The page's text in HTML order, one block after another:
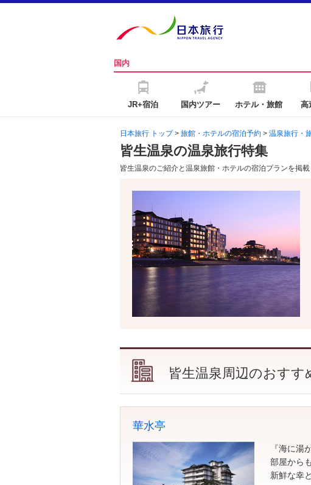
国内
JR+宿泊 国内ツアー ホテル・旅館 高
日本旅行 トップ> 旅館・ホテルの宿泊予約 > 温泉旅行・
皆生温泉の温泉旅行特集
皆生温泉のご紹介と温泉旅館・ホテルの宿泊プランを掲載
皆生温泉周辺のおすす
華水亭
『海に湯
部屋から
新鮮な幸